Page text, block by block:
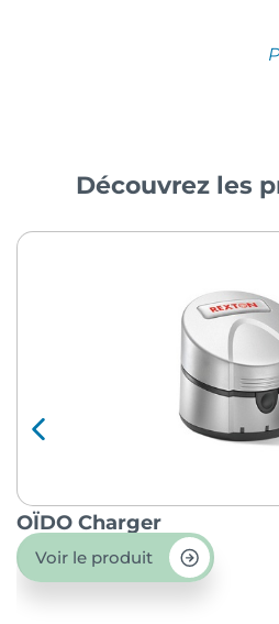
Découvrez les
OÏDO Charger
Voir le produit